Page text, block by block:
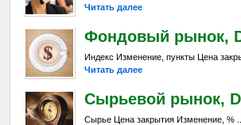
Читать далее
Фондовый рынок,
Индекс Изменение, пункты Цена
Читать далее
Сырьевой рынок,
Сырье Цена закрытия Изменение, % ...